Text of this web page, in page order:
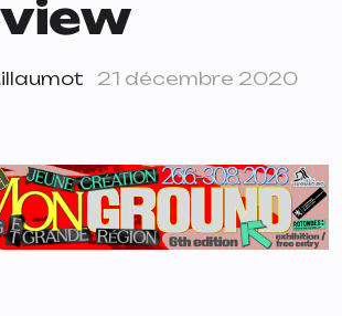
21 décembre 2020